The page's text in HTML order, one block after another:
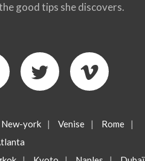
good tips she discovers.
New-york | Venise | Rome
|